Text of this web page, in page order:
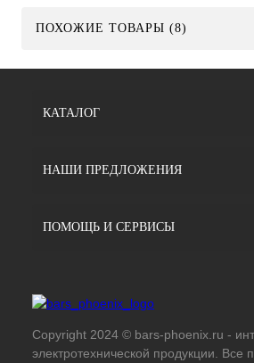
ПОХОЖИЕ ТОВАРЫ (8)
КАТАЛОГ
НАШИ ПРЕДЛОЖЕНИЯ
ПОМОЩЬ И СЕРВИСЫ
Copyright 2024 © bars-phoenix.ru -
электротехнической продукции. Все